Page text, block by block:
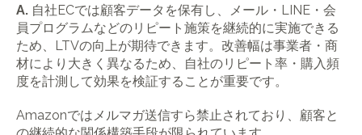
A. 自社ECでは顧客データを保有し、メール・LINE・会
員プログラムなどのリピート施策を継続的に実施できる
ため、LTVの向上が期待できます。改善幅は事業者・商
材により大きく異なるため、自社のリピート率・購入頻
度を計測して効果を検証することが重要です。
Amazonではメルマガ送信すら禁止されており、顧客と